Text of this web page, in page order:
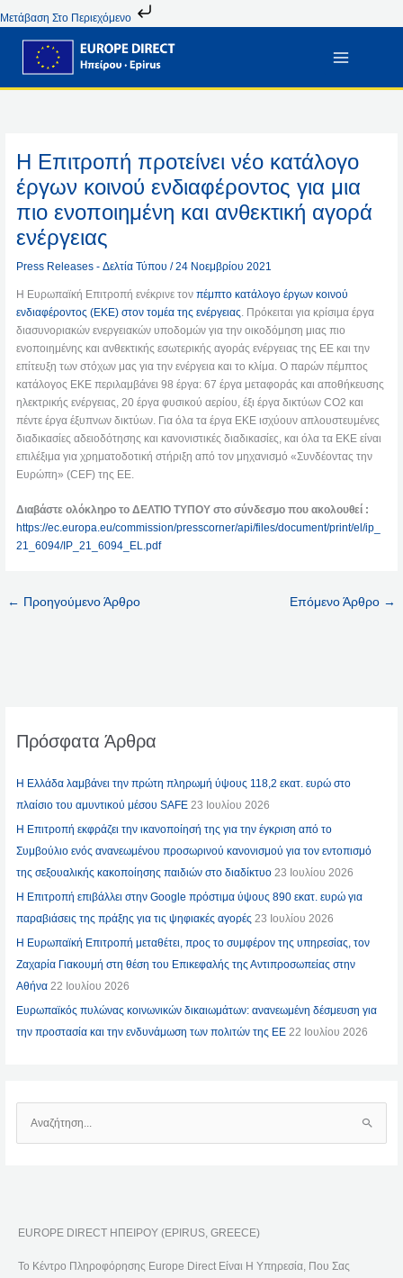
Μετάβαση Στο Περιεχόμενο
Στο
Περιεχόμενο
Η Επιτροπή προτείνει νέο κατάλογο
έργων κοινού ενδιαφέροντος για μια
πιο ενοποιημένη και ανθεκτική αγορά
ενέργειας
Press Releases - Δελτία Τύπου /24 Νοεμβρίου 2021
Η Ευρωπαϊκή Επιτροπή ενέκρινε τονπέμπτο κατάλογο έργων κοινού
ενδιαφέροντος (ΕΚΕ) στον τομέα της ενέργειας. Πρόκειται για κρίσιμα έργα
διασυνοριακών ενεργειακών υποδομών για την οικοδόμηση μιας πιο
ενοποιημένης και ανθεκτικής εσωτερικής αγοράς ενέργειας της ΕΕ και την
επίτευξη των στόχων μας για την ενέργεια και το κλίμα. Ο παρών πέμπτος
κατάλογος ΕΚΕ περιλαμβάνει 98 έργα: 67 έργα μεταφοράς και αποθήκευσης
ηλεκτρικής ενέργειας, 20 έργα φυσικού αερίου, έξι έργα δικτύων CO2 και
πέντε έργα έξυπνων δικτύων. Για όλα τα έργα ΕΚΕ ισχύουν απλουστευμένες
διαδικασίες αδειοδότησης και κανονιστικές διαδικασίες, και όλα τα ΕΚΕ είναι
επιλέξιμα για χρηματοδοτική στήριξη από τον μηχανισμό «Συνδέοντας την
Ευρώπη» (CEF) της ΕΕ.
Διαβάστε ολόκληρο το ΔΕΛΤΙΟ ΤΥΠΟΥ στο σύνδεσμο που ακολουθεί :
https://ec.europa.eu/commission/presscorner/api/files/document/print/el/ip_
21_6094/IP_21_6094_EL.pdf
← Προηγούμενο Άρθρο Επόμενο Άρθρο →
Πρόσφατα Άρθρα
Η Ελλάδα λαμβάνει την πρώτη πληρωμή ύψους 118,2 εκατ. ευρώ στο
πλαίσιο του αμυντικού μέσου SAFE 23 Ιουλίου 2026
Η Επιτροπή εκφράζει την ικανοποίησή της για την έγκριση από το
Συμβούλιο ενός ανανεωμένου προσωρινού κανονισμού για τον εντοπισμό
της σεξουαλικής κακοποίησης παιδιών στο διαδίκτυο 23 Ιουλίου 2026
Η Επιτροπή επιβάλλει στην Google πρόστιμα ύψους 890 εκατ. ευρώ για
παραβιάσεις της πράξης για τις ψηφιακές αγορές 23 Ιουλίου 2026
Η Ευρωπαϊκή Επιτροπή μεταθέτει, προς το συμφέρον της υπηρεσίας, τον
Ζαχαρία Γιακουμή στη θέση του Επικεφαλής της Αντιπροσωπείας στην
Αθήνα 22 Ιουλίου 2026
Ευρωπαϊκός πυλώνας κοινωνικών δικαιωμάτων: ανανεωμένη δέσμευση για
την προστασία και την ενδυνάμωση των πολιτών της ΕΕ 22 Ιουλίου 2026
Ν
ΤEUROPE DIRECT ΗΠΕΙΡΟΥ (EPIRUS, GREECE)
Το Κέντρο Πληροφόρησης Europe Direct Είναι Η Υπηρεσία, Που Σας